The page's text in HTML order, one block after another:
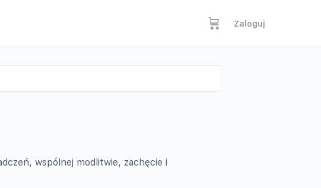
Zaloguj
wspólnej modlitwie, zachęcie i